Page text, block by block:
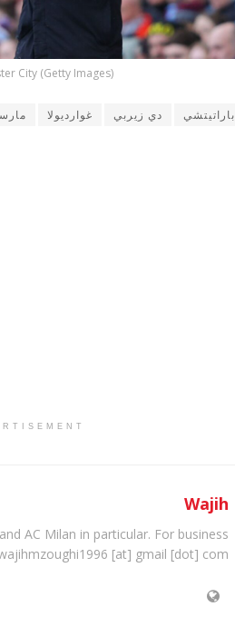
City (Getty Images)
باراتيتشي دي زيربي غوارديولا
Wajih
AC Milan in particular. For business
[at] gmail [dot] com